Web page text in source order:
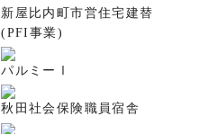
新屋比内町市営住宅建替
(PFI事業)
パルミーⅠ
秋田社会保険職員宿舎